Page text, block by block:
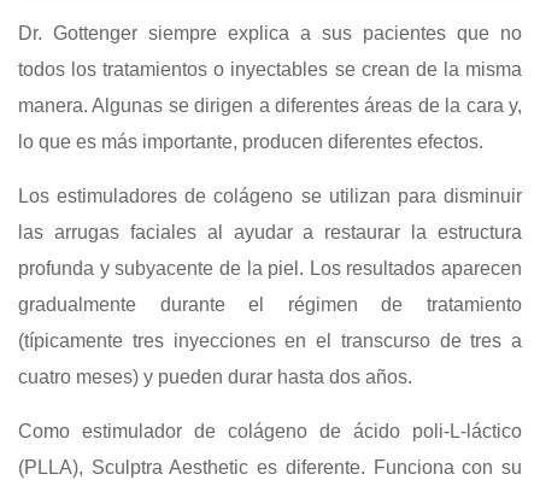
Dr. Gottenger siempre explica a sus pacientes que no
todos los tratamientos o inyectables se crean de la misma
manera. Algunas se dirigen a diferentes áreas de la cara y,
lo que es más importante, producen diferentes efectos.
Los estimuladores de colágeno se utilizan para disminuir
las arrugas faciales al ayudar a restaurar la estructura
profunda y subyacente de la piel. Los resultados aparecen
gradualmente durante el régimen de tratamiento
(típicamente tres inyecciones en el transcurso de tres a
cuatro meses) y pueden durar hasta dos años.
Como estimulador de colágeno de ácido poli-L-láctico
(PLLA), Sculptra Aesthetic es diferente. Funciona con su